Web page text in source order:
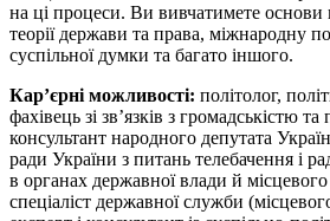
на ці процеси. Ви вивчатимете основи
теорії держави та права, міжнародну
суспільної думки та багато іншого.
Кар’єрні можливості: політолог,
фахівець зі зв’язків з громадськістю
консультант народного депутата
ради України з питань телебачення і
в органах державної влади й
спеціаліст державної служби